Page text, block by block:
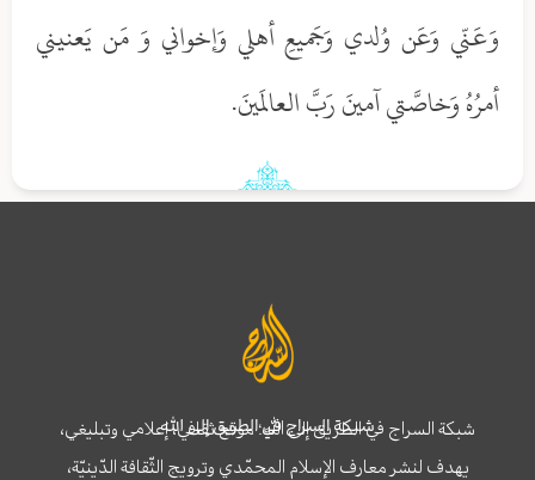
وَعَنّي وَعَن وُلدي وَجَميعِ أهلي وَإخواني وَ مَن يَعنيني
أمرُهُ وَخاصَّتي آمينَ رَبَّ العالَمينَ.
شبكة السراج في الطريق إلى الله
شبكة السراج في الطريق إلى الله؛ موقع ثقافي، إعلامي وتبليغي،
يهدف لنشر معارف الإسلام المحمّدي وترويج الثّقافة الدّينيّة،